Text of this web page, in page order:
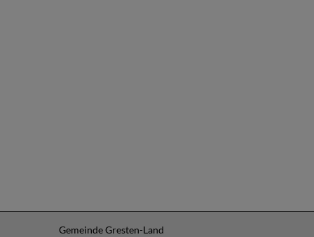
Gemeinde Gresten-Land